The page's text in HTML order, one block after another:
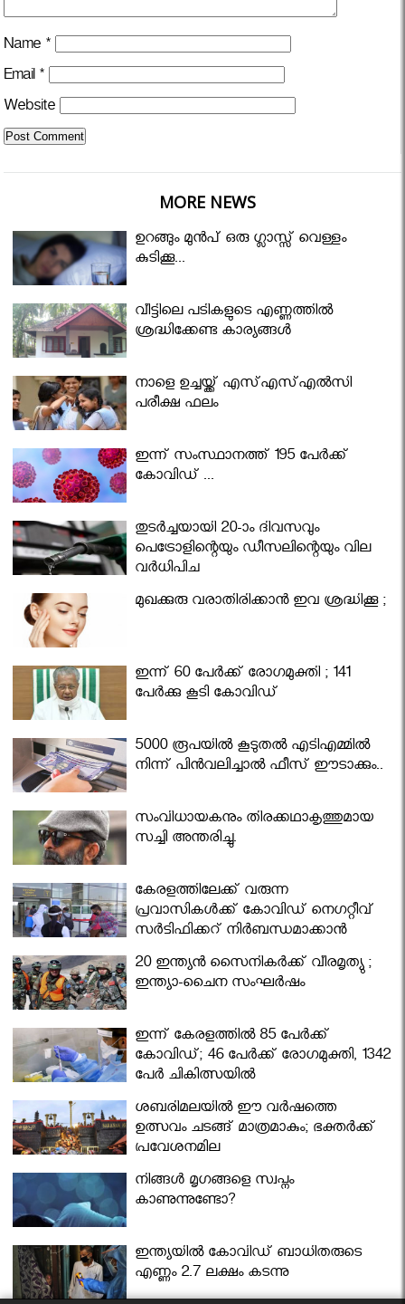
Name *
Email *
Website
MORE NEWS
ഉറങ്ങും മുന്‍പ് ഒരു ഗ്ലാസ്സ് വെള്ളം
കുടിക്കൂ...
വീട്ടിലെ പടികളുടെ എണ്ണത്തിൽ
ശ്രദ്ധിക്കേണ്ട കാര്യങ്ങൾ
നാളെ ഉച്ചയ്ക്ക് എസ്എസ്എല്‍സി
പരീക്ഷ ഫലം
ഇന്ന് സംസ്ഥാനത്ത് 195 പേര്‍ക്ക്
കോവിഡ് ...
തുടർച്ചയായി 20-ാം ദിവസവും
പെട്രോളിന്റെയും ഡീസലിന്റെയും വില
വര്‍ധിപ്പിച്ചു
മുഖക്കുരു വരാതിരിക്കാന്‍ ഇവ ശ്രദ്ധിക്കൂ ;
ഇന്ന് 60 പേർക്ക് രോഗമുക്തി ; 141
പേര്‍ക്കു കൂടി കോവിഡ്
5000 രൂപയിൽ കൂടുതൽ എടിഎമ്മിൽ
നിന്ന് പിൻവലിച്ചാൽ ഫീസ് ഈടാക്കും..
സംവിധായകനും തിരക്കഥാകൃത്തുമായ
സച്ചി അന്തരിച്ചു.
കേരളത്തിലേക്ക് വരുന്ന
പ്രവാസികള്‍ക്ക് കോവിഡ് നെഗറ്റീവ്
സര്‍ട്ടിഫിക്കറ്റ് നിർബന്ധമാക്കാൻ
മന്ത്രിസഭ
20 ഇന്ത്യൻ സൈനികർക്ക് വീരമൃത്യു ;
ഇന്ത്യാ-ചൈന സംഘർഷം
ഇന്ന് കേരളത്തിൽ 85 പേർക്ക്
കോവിഡ്; 46 പേർക്ക് രോഗമുക്തി, 1342
പേർ ചികിത്സയിൽ
ശബരിമലയില്‍ ഈ വർഷത്തെ
ഉത്സവം ചടങ്ങ് മാത്രമാകും; ഭക്തർക്ക്
പ്രവേശനമില്ല
നിങ്ങള്‍ മൃഗങ്ങളെ സ്വപ്നം
കാണുന്നുണ്ടോ?
ഇന്ത്യയിൽ കോവിഡ് ബാധിതരുടെ
എണ്ണം 2.7 ലക്ഷം കടന്നു